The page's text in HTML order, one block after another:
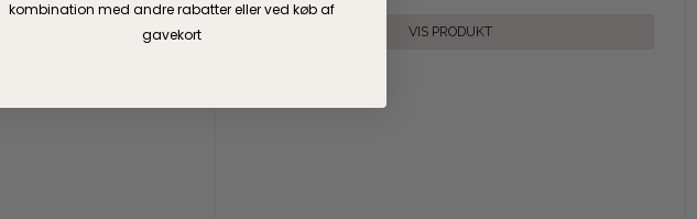
VIS PRODUKT
kombination med andre rabatter eller ved køb af
gavekort